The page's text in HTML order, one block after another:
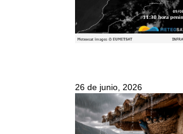
26 de junio, 2026